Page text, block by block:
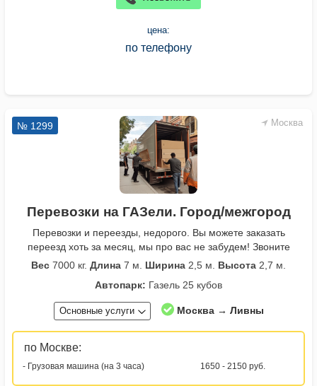
цена:
по телефону
Москва
№ 1299
Перевозки на ГАЗели. Город/межгород
Перевозки и переезды, недорого. Вы можете заказать
переезд хоть за месяц, мы про вас не забудем! Звоните
Вес 7000 кг. Длина 7 м. Ширина 2,5 м. Высота 2,7 м.
Автопарк: Газель 25 кубов
Основные услуги Москва → Ливны
по Москве:
- Грузовая машина (на 3 часа) 1650 - 2150 руб.